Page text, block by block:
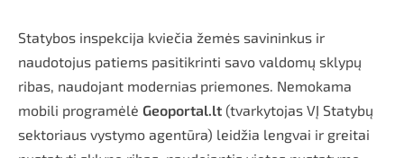
Statybos inspekcija kviečia žemės savininkus ir
naudotojus patiems pasitikrinti savo valdomų sklypų
ribas, naudojant modernias priemones. Nemokama
mobili programėlė Geoportal.lt (tvarkytojas VĮ Statybų
sektoriaus vystymo agentūra) leidžia lengvai ir greitai